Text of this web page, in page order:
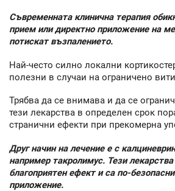
Съвременната клинична терапия
прием или директно приложение на
потискат възпалението.
Най-често силно локални
полезни в случаи на ограничено
Трябва да се внимава и да се
тези лекарства в определен срок
странични ефекти при прекомерна
Друг начин на лечение е с
например такролимус. Тези
благоприятен ефект и са по-
приложение.